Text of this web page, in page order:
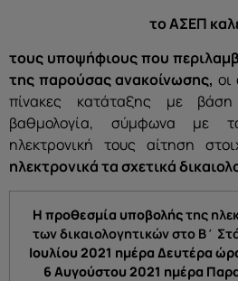
το ΑΣΕΠ
τους υποψήφιους που
της παρούσας ανακοίνωσης, οι
πίνακες κατάταξης με
βαθμολογία, σύμφωνα με
ηλεκτρονική τους αίτηση
ηλεκτρονικά τα σχετικά
Η προθεσμία υποβολήςτης
των δικαιολογητικών στο Β΄
Ιουλίου 2021 ημέρα Δευτέρα
6 Αυγούστου 2021 ημέρα